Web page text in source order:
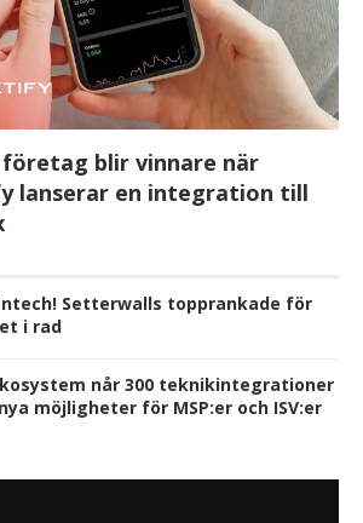
företag blir vinnare när
lanserar en integration till
Setterwalls topprankade för
i rad
når 300 teknikintegrationer
möjligheter för MSP:er och ISV:er